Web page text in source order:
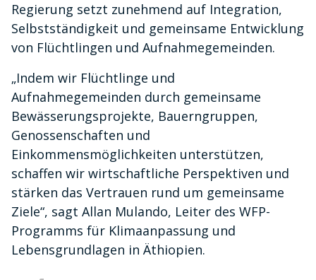
Regierung setzt zunehmend auf Integration,
Selbstständigkeit und gemeinsame Entwicklung
von Flüchtlingen und Aufnahmegemeinden.
„Indem wir Flüchtlinge und
Aufnahmegemeinden durch gemeinsame
Bewässerungsprojekte, Bauerngruppen,
Genossenschaften und
Einkommensmöglichkeiten unterstützen,
schaffen wir wirtschaftliche Perspektiven und
stärken das Vertrauen rund um gemeinsame
Ziele“, sagt Allan Mulando, Leiter des WFP-
Programms für Klimaanpassung und
Lebensgrundlagen in Äthiopien.